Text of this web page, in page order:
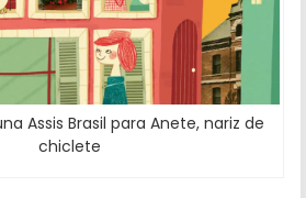
Assis Brasil para Anete, nariz de
chiclete